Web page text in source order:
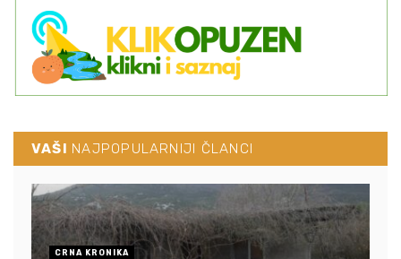
VAŠI NAJPOPULARNIJI ČLANCI
CRNA KRONIKA